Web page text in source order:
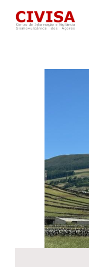
Skip to main content